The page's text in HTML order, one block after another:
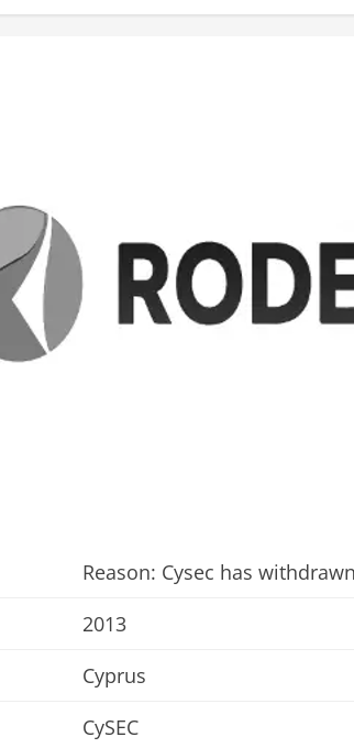
Reason: Cysec has
2013
Cyprus
CySEC